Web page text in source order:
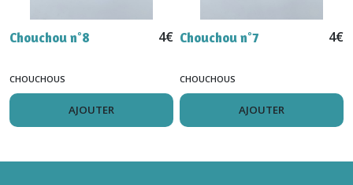
Chouchou n°8 4€
CHOUCHOUS
AJOUTER
Chouchou n°7 4€
CHOUCHOUS
AJOUTER